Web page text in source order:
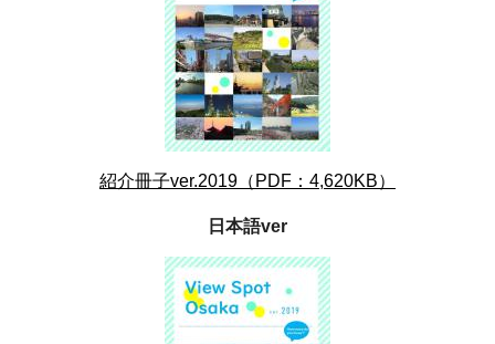
紹介冊子ver.2019（PDF：4,620KB）
日本語ver